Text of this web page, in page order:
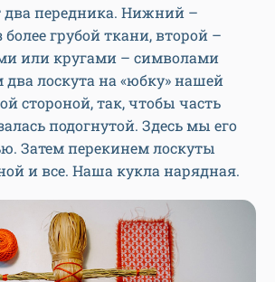
два передника. Нижний –
грубой ткани, второй –
или кругами – символами
лоскута на «юбку» нашей
стороной, так, чтобы часть
подогнутой. Здесь мы его
Затем перекинем лоскуты
и все. Наша кукла нарядная.